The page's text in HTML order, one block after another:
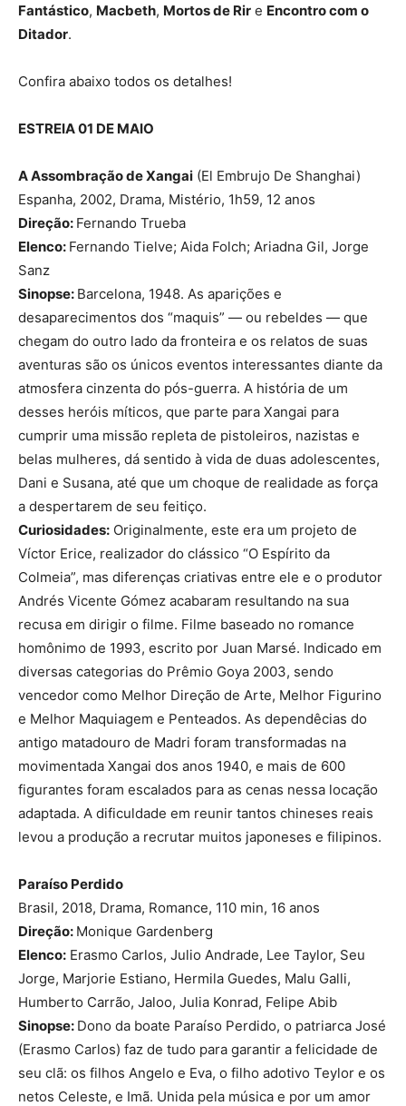
Fantástico, Macbeth, Mortos de Rir e Encontro com o
Ditador.
Confira abaixo todos os detalhes!
ESTREIA 01 DE MAIO
A Assombração de Xangai (El Embrujo De Shanghai)
Espanha, 2002, Drama, Mistério, 1h59, 12 anos
Direção: Fernando Trueba
Elenco: Fernando Tielve; Aida Folch; Ariadna Gil, Jorge
Sanz
Sinopse: Barcelona, ​​​​1948. As aparições e
desaparecimentos dos “maquis” — ou rebeldes — que
chegam do outro lado da fronteira e os relatos de suas
aventuras são os únicos eventos interessantes diante da
atmosfera cinzenta do pós-guerra. A história de um
desses heróis míticos, que parte para Xangai para
cumprir uma missão repleta de pistoleiros, nazistas e
belas mulheres, dá sentido à vida de duas adolescentes,
Dani e Susana, até que um choque de realidade as força
a despertarem de seu feitiço.
Curiosidades: Originalmente, este era um projeto de
Víctor Erice, realizador do clássico “O Espírito da
Colmeia”, mas diferenças criativas entre ele e o produtor
Andrés Vicente Gómez acabaram resultando na sua
recusa em dirigir o filme. Filme baseado no romance
homônimo de 1993, escrito por Juan Marsé. Indicado em
diversas categorias do Prêmio Goya 2003, sendo
vencedor como Melhor Direção de Arte, Melhor Figurino
e Melhor Maquiagem e Penteados. As dependêcias do
antigo matadouro de Madri foram transformadas na
movimentada Xangai dos anos 1940, e mais de 600
figurantes foram escalados para as cenas nessa locação
adaptada. A dificuldade em reunir tantos chineses reais
levou a produção a recrutar muitos japoneses e filipinos.
Paraíso Perdido
Brasil, 2018, Drama, Romance, 110 min, 16 anos
Direção: Monique Gardenberg
Elenco: Erasmo Carlos, Julio Andrade, Lee Taylor, Seu
Jorge, Marjorie Estiano, Hermila Guedes, Malu Galli,
Humberto Carrão, Jaloo, Julia Konrad, Felipe Abib
Sinopse: Dono da boate Paraíso Perdido, o patriarca José
(Erasmo Carlos) faz de tudo para garantir a felicidade de
seu clã: os filhos Angelo e Eva, o filho adotivo Teylor e os
netos Celeste, e Imã. Unida pela música e por um amor